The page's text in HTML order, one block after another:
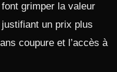
grimper la valeur
un prix plus
coupure et l’accès à